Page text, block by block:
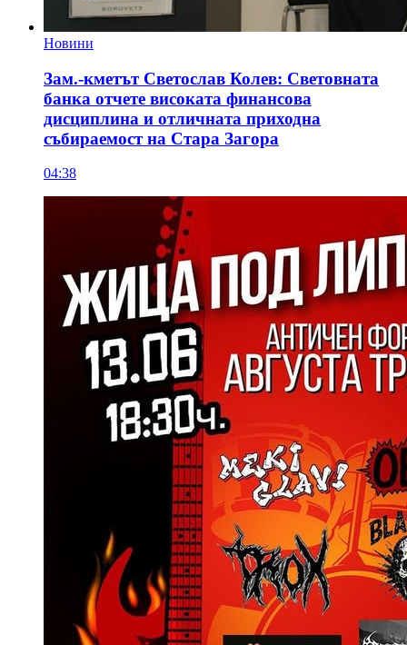
Новини
Зам.-кметът Светослав Колев: Световната
банка отчете високата финансова
дисциплина и отличната приходна
събираемост на Стара Загора
04:38